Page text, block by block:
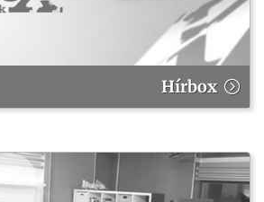
Hírbox